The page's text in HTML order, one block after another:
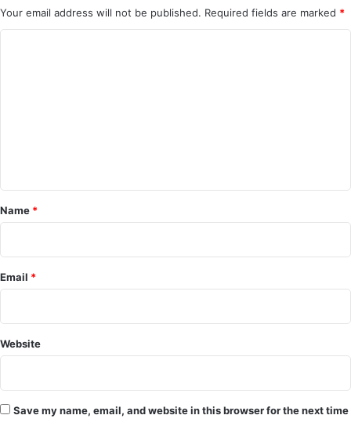
Your email address will not be published. Required fields are marked *
*
Name *
Email *
Website
Save my name, email, and website in this browser for the next time